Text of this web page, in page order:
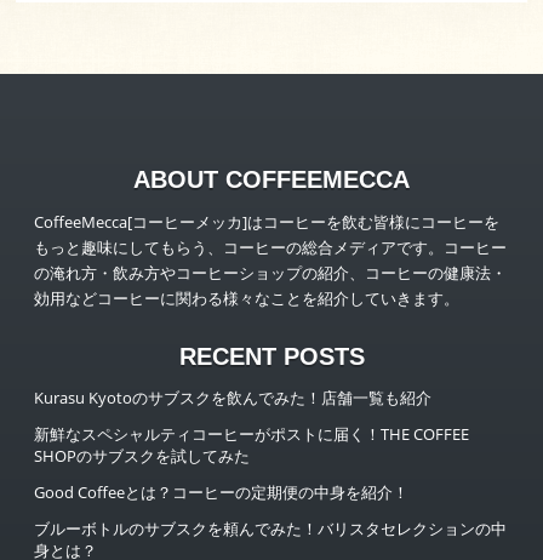
ABOUT COFFEEMECCA
CoffeeMecca[コーヒーメッカ]はコーヒーを飲む皆様にコーヒーを
もっと趣味にしてもらう、コーヒーの総合メディアです。コーヒー
の淹れ方・飲み方やコーヒーショップの紹介、コーヒーの健康法・
効用などコーヒーに関わる様々なことを紹介していきます。
RECENT POSTS
Kurasu Kyotoのサブスクを飲んでみた！店舗一覧も紹介
新鮮なスペシャルティコーヒーがポストに届く！THE COFFEE
SHOPのサブスクを試してみた
Good Coffeeとは？コーヒーの定期便の中身を紹介！
ブルーボトルのサブスクを頼んでみた！バリスタセレクションの中
身とは？